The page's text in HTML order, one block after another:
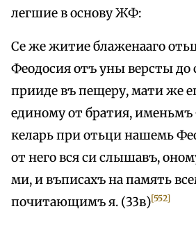
легшие в основу ЖФ:
Се же житие блаженааго
Феодосия отъ уны версты до
прииде въ пещеру, мати же
единому от братия,
келарь при отьци нашемь
от него вся си слышавъ,
ми, и въписахъ на память
почитающимъ я. (33в)[552]